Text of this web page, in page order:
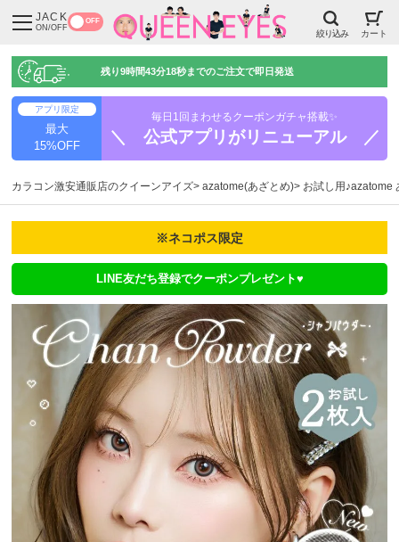
JACK
ON/OFF
OFF
絞り込み カート
残り9時間43分17秒までのご注文で即日発送
アプリ限定
最大
15%OFF
毎日1回まわせるクーポンガチャ搭載✨
＼ 公式アプリがリニューアル ／
カラコン激安通販店のクイーンアイズ azatome(あざとめ) お試し用♪azatome
※ネコポス限定
LINE友だち登録でクーポンプレゼント♥